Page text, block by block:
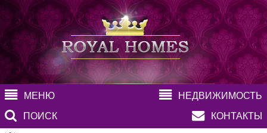
МЕНЮ
НЕДВИЖИМОСТЬ
ПОИСК
КОНТАКТЫ